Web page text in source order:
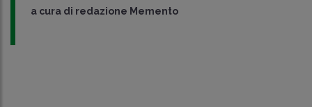
a cura di redazione Memento